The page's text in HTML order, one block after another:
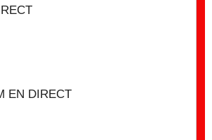
EN DIRECT